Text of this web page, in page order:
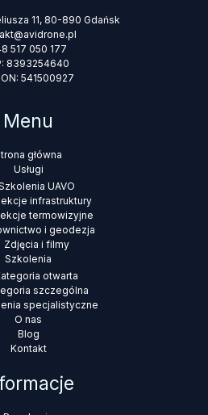
11, 80-890 Gdańsk
517 050 177
8393254640
541500927
Menu
główna
Usługi
UAVO
infrastruktury
termowizyjne
i geodezja
Zdjęcia i filmy
Szkolenia
otwarta
szczególna
specjalistyczne
O nas
Blog
Kontakt